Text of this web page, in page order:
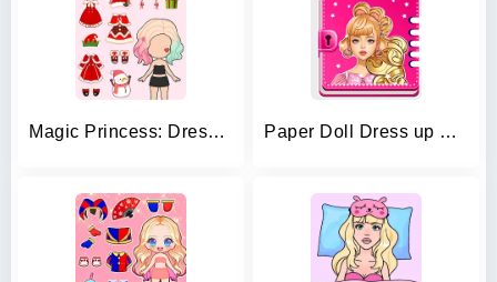
Magic Princess: Dress Up Doll Paper Doll Dress up Games